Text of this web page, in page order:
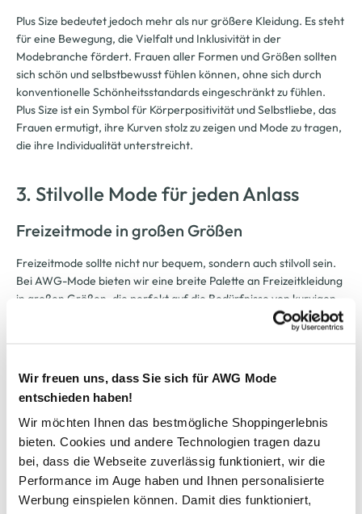
Wir freuen uns, dass Sie sich für AWG Mode
entschieden haben!
Wir möchten Ihnen das bestmögliche Shoppingerlebnis
bieten. Cookies und andere Technologien tragen dazu
bei, dass die Webseite zuverlässig funktioniert, wir die
Performance im Auge haben und Ihnen personalisierte
Werbung einspielen können. Damit dies funktioniert,
Plus Size bedeutet jedoch mehr als nur größere Kleidung. Es steht
für eine Bewegung, die Vielfalt und Inklusivität in der
Modebranche fördert. Frauen aller Formen und Größen sollten
sich schön und selbstbewusst fühlen können, ohne sich durch
konventionelle Schönheitsstandards eingeschränkt zu fühlen.
Plus Size ist ein Symbol für Körperpositivität und Selbstliebe, das
Frauen ermutigt, ihre Kurven stolz zu zeigen und Mode zu tragen,
die ihre Individualität unterstreicht.
3. Stilvolle Mode für jeden Anlass
Freizeitmode in großen Größen
Freizeitmode sollte nicht nur bequem, sondern auch stilvoll sein.
Bei AWG-Mode bieten wir eine breite Palette an Freizeitkleidung
in großen Größen, die perfekt auf die Bedürfnisse von kurvigen
Frauen abgestimmt ist. Ob lässige Jeans, bequeme T-Shirts oder
Stoffe, die sanft die Silhouette umspielen und gleichzeitig für
hohen Tragekomfort sorgen.
Unsere Freizeitmode umfasst zudem bequeme Leggings,
trendige Jumpsuits und leichte Sommerkleider, die ideal für
entspannte Tage sind. Für die kühleren Monate bieten wir
gemütliche Strickwaren, die nicht nur warm halten, sondern auch